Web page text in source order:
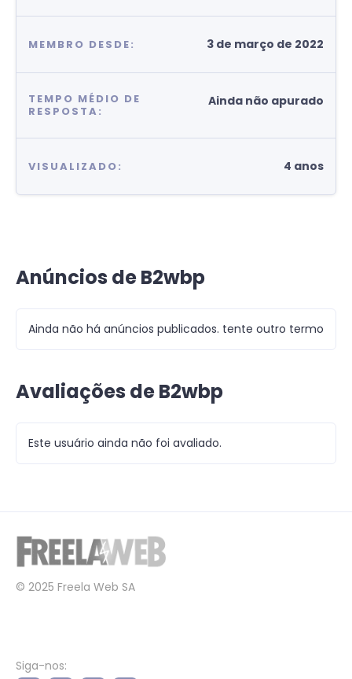
MEMBRO DESDE: 3 de março de 2022
TEMPO MÉDIO DE
RESPOSTA:
Ainda não apurado
VISUALIZADO: 4 anos
Anúncios de B2wbp
Ainda não há anúncios publicados. tente outro termo
Avaliações de B2wbp
Este usuário ainda não foi avaliado.
© 2025 Freela Web SA
Siga-nos: